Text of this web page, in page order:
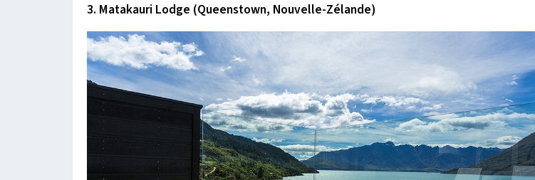
3. Matakauri Lodge (Queenstown, Nouvelle-Zélande)